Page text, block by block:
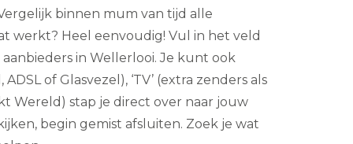
binnen mum van tijd alle
werkt? Heel eenvoudig! Vul in het veld
in Wellerlooi. Je kunt ook
of Glasvezel), ‘TV’ (extra zenders als
Wereld) stap je direct over naar jouw
begin gemist afsluiten. Zoek je wat